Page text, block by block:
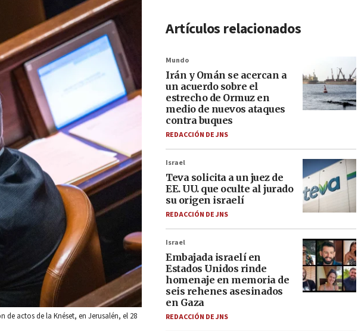
actos de la Knéset, en Jerusalén, el 28
Artículos relacionados
Mundo
Irán y Omán se acercan a
un acuerdo sobre el
estrecho de Ormuz en
medio de nuevos ataques
contra buques
REDACCIÓN DE JNS
Israel
Teva solicita a un juez de
EE. UU. que oculte al jurado
su origen israelí
REDACCIÓN DE JNS
Israel
Embajada israelí en
Estados Unidos rinde
homenaje en memoria de
seis rehenes asesinados
en Gaza
REDACCIÓN DE JNS